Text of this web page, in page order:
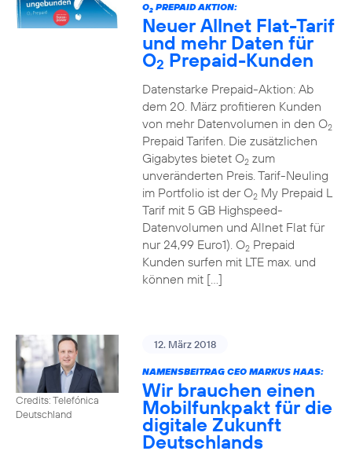
O2PREPAID AKTION:
Neuer Allnet Flat-Tarif
und mehr Daten für
O2 Prepaid-Kunden
Datenstarke Prepaid-Aktion: Ab
dem 20. März profitieren Kunden
von mehr Datenvolumen in den O2
Prepaid Tarifen. Die zusätzlichen
Gigabytes bietet O2zum
unveränderten Preis. Tarif-Neuling
im Portfolio ist der O2My Prepaid L
Tarif mit 5 GB Highspeed-
Datenvolumen und Allnet Flat für
nur 24,99 Euro1). O2Prepaid
Kunden surfen mit LTE max. und
können mit […]
Credits: Telefónica
Deutschland
12. März 2018
NAMENSBEITRAG CEO MARKUS HAAS:
Wir brauchen einen
Mobilfunkpakt für die
digitale Zukunft
Deutschlands